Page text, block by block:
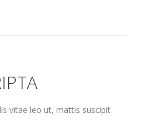
vitae leo ut, mattis suscipit